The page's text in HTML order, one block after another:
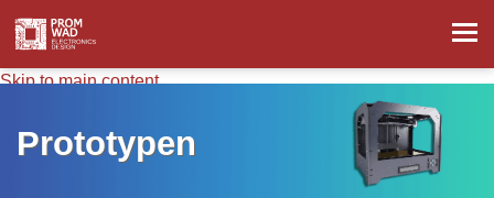
Skip to main content
Prototypen